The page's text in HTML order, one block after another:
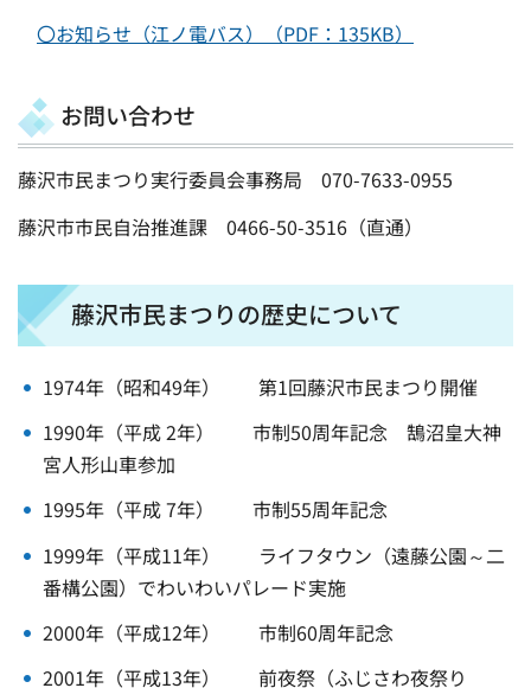
〇お知らせ（江ノ電バス）（PDF：135KB）
お問い合わせ
藤沢市民まつり実行委員会事務局 070-7633-0955
藤沢市市民自治推進課 0466-50-3516（直通）
藤沢市民まつりの歴史について
1974年（昭和49年） 第1回藤沢市民まつり開催
1990年（平成 2年） 市制50周年記念 鵠沼皇大神
宮人形山車参加
1995年（平成 7年） 市制55周年記念
1999年（平成11年） ライフタウン（遠藤公園～二
番構公園）でわいわいパレード実施
2000年（平成12年） 市制60周年記念
2001年（平成13年） 前夜祭（ふじさわ夜祭り